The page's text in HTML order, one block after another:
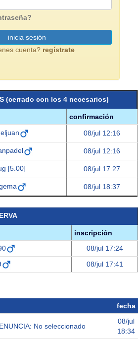
inicia sesión
cuenta? regístrate
(cerrado con los 4 necesarios)
confirmación
08/jul 12:16
08/jul 12:16
[5.00] 08/jul 17:27
08/jul 18:37
inscripción
08/jul 17:24
08/jul 17:41
fecha
No seleccionado
08/jul
18:34